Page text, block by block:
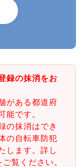
録の抹消をお
がある都道府
能です。
の抹消はでき
の自転車防犯
します。詳し
ご覧ください。